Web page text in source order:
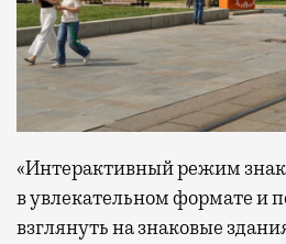
«Интерактивный режим
в увлекательном формате и
взглянуть на знаковые